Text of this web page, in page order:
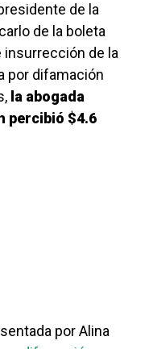
de la
de la boleta
insurrección de la
por difamación
la abogada
percibió $4.6
por Alina